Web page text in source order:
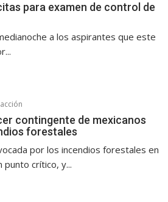
para examen de control de
a los aspirantes que este
contingente de mexicanos
forestales
por los incendios forestales en
punto crítico, y...